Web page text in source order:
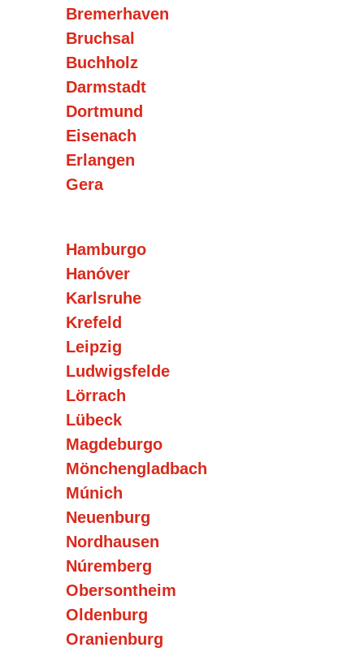
Bremerhaven
Bruchsal
Buchholz
Darmstadt
Dortmund
Eisenach
Erlangen
Gera
Hamburgo
Hanóver
Karlsruhe
Krefeld
Leipzig
Ludwigsfelde
Lörrach
Lübeck
Magdeburgo
Mönchengladbach
Múnich
Neuenburg
Nordhausen
Núremberg
Obersontheim
Oldenburg
Oranienburg